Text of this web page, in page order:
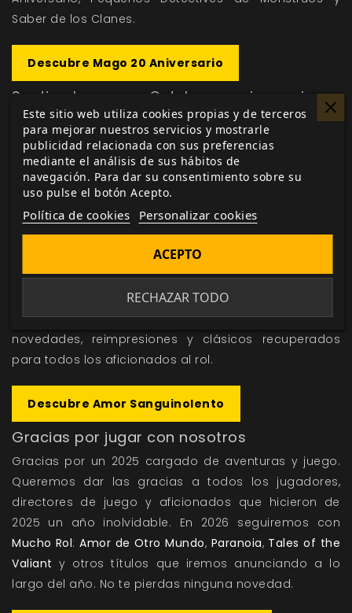
Saber de los Clanes.
Descubre Mago 20 Aniversario
Septiembre y Octubre: reimpresiones
imprescindibles
Septiembre trajo la reimpresión de
Innombrables, mientras que octubre se centró en
Vampiro Edad Oscura 20 AniversarioyFundido en
Blanco.
Diciembre: cierre con emociones fuertes
El año se cerró conAmor Sanguinolento
lanzamiento que completó un 2025 cargado de
novedades, reimpresiones y clásicos recuperados
para todos los aficionados al rol.
Descubre Amor Sanguinolento
Gracias por jugar con nosotros
Gracias por un 2025 cargado de aventuras y juego.
Queremos dar las gracias a todos los jugadores,
directores de juego y aficionados que hicieron de
2025 un año inolvidable. En 2026 seguiremos con
Mucho Rol:Amor de Otro Mundo, Paranoia, Tales of the
Valiant y otros títulos que iremos anunciando a lo
largo del año. No te pierdas ninguna novedad.
Este sitio web utiliza cookies propias y de terceros
para mejorar nuestros servicios y mostrarle
publicidad relacionada con sus preferencias
mediante el análisis de sus hábitos de
navegación. Para dar su consentimiento sobre su
uso pulse el botón Acepto.
Política de cookies Personalizar cookies
RECHAZAR TODO
ACEPTO